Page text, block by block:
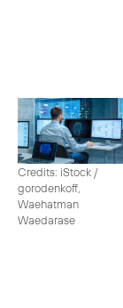
Credits: iStock /
gorodenkoff,
Waehatman
Waedarase